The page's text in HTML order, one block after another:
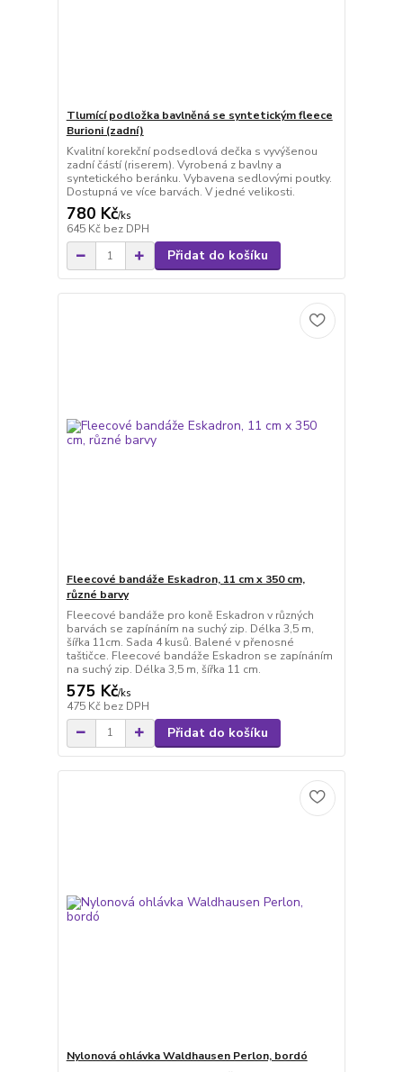
Tlumící podložka bavlněná se syntetickým fleece
Burioni (zadní)
Kvalitní korekční podsedlová dečka s vyvýšenou
zadní částí (riserem). Vyrobená z bavlny a
syntetického beránku. Vybavena sedlovými poutky.
Dostupná ve více barvách. V jedné velikosti.
780 Kč/ks
645 Kč bez DPH
Přidat do košíku
Fleecové bandáže Eskadron, 11 cm x 350 cm,
různé barvy
Fleecové bandáže pro koně Eskadron v různých
barvách se zapínáním na suchý zip. Délka 3,5 m,
šířka 11cm. Sada 4 kusů. Balené v přenosné
taštičce. Fleecové bandáže Eskadron se zapínáním
na suchý zip. Délka 3,5 m, šířka 11 cm.
575 Kč/ks
475 Kč bez DPH
Přidat do košíku
Nylonová ohlávka Waldhausen Perlon, bordó